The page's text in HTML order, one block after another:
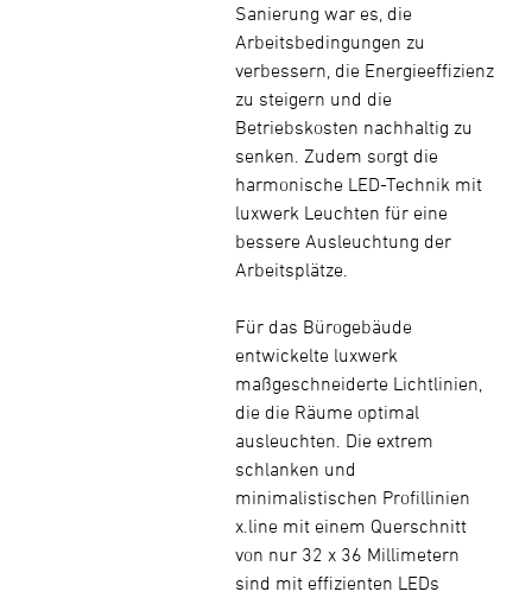
Sanierung war es, die
Arbeitsbedingungen zu
verbessern, die Energieeffizienz
zu steigern und die
Betriebskosten nachhaltig zu
senken. Zudem sorgt die
harmonische LED-Technik mit
luxwerk Leuchten für eine
bessere Ausleuchtung der
Arbeitsplätze.
Für das Bürogebäude
entwickelte luxwerk
maßgeschneiderte Lichtlinien,
die die Räume optimal
ausleuchten. Die extrem
schlanken und
minimalistischen Profillinien
x.line mit einem Querschnitt
von nur 32 x 36 Millimetern
sind mit effizienten LEDs